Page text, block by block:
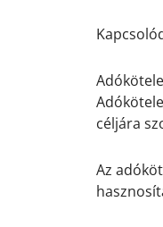
céljára
Az